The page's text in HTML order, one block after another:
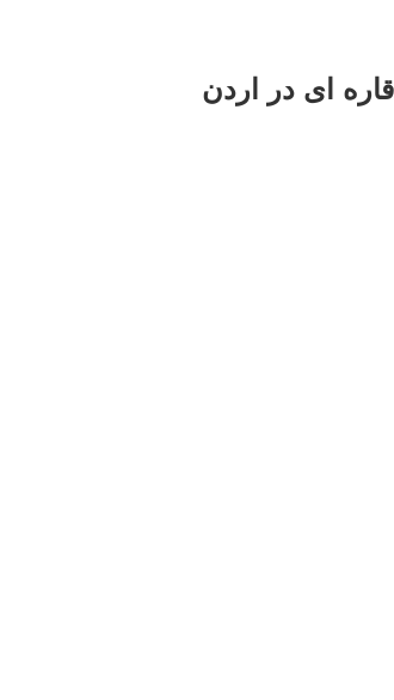
ای در اردن